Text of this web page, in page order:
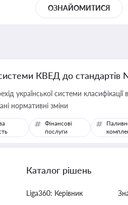
ОЗНАЙОМИТИСЯ
КВЕД до стандартів
української системи класифікації
нормативні зміни
Фінансові
послуги
Каталог рішень
Liga360: Керівник